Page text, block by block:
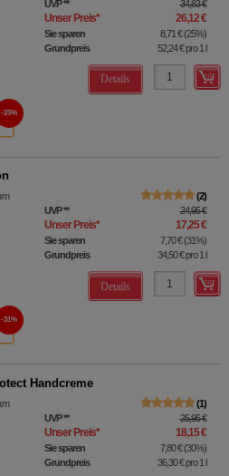
UVP** 34,83 €
Unser Preis* 26,12 €
Sie sparen 8,71 €(25%)
Grundpreis
52,24 €pro 1 l
Details
25%
2
UVP** 24,95 €
Unser Preis* 17,25 €
Sie sparen 7,70 €(31%)
Grundpreis
34,50 €pro 1 l
Details
31%
Handcreme
1
UVP** 25,95 €
Unser Preis* 18,15 €
Sie sparen 7,80 €(30%)
Grundpreis
36,30 €pro 1 l